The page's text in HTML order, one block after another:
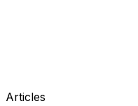
Articles